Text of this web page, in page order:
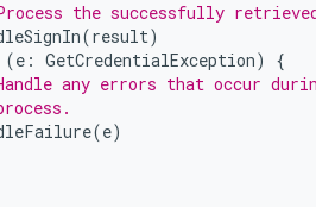
the successfully
(result)
(e : GetCredentialException)
{
any errors that occur
(e)